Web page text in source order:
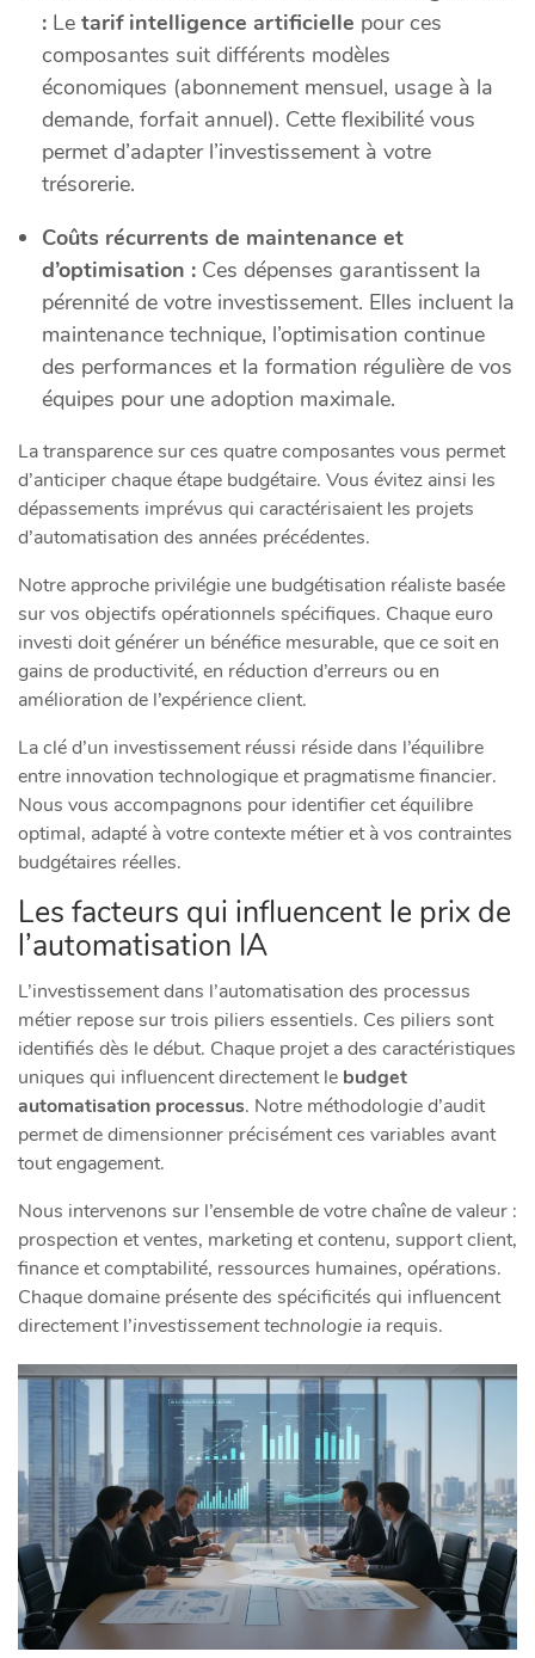
: Le tarif intelligence artificielle pour ces
composantes suit différents modèles
économiques (abonnement mensuel, usage à la
demande, forfait annuel). Cette flexibilité vous
permet d’adapter l’investissement à votre
trésorerie.
Coûts récurrents de maintenance et
d’optimisation : Ces dépenses garantissent la
pérennité de votre investissement. Elles incluent la
maintenance technique, l’optimisation continue
des performances et la formation régulière de vos
équipes pour une adoption maximale.
La transparence sur ces quatre composantes vous permet
d’anticiper chaque étape budgétaire. Vous évitez ainsi les
dépassements imprévus qui caractérisaient les projets
d’automatisation des années précédentes.
Notre approche privilégie une budgétisation réaliste basée
sur vos objectifs opérationnels spécifiques. Chaque euro
investi doit générer un bénéfice mesurable, que ce soit en
gains de productivité, en réduction d’erreurs ou en
amélioration de l’expérience client.
La clé d’un investissement réussi réside dans l’équilibre
entre innovation technologique et pragmatisme financier.
Nous vous accompagnons pour identifier cet équilibre
optimal, adapté à votre contexte métier et à vos contraintes
budgétaires réelles.
Les facteurs qui influencent le prix de
l’automatisation IA
L’investissement dans l’automatisation des processus
métier repose sur trois piliers essentiels. Ces piliers sont
identifiés dès le début. Chaque projet a des caractéristiques
uniques qui influencent directement le budget
automatisation processus. Notre méthodologie d’audit
permet de dimensionner précisément ces variables avant
tout engagement.
Nous intervenons sur l’ensemble de votre chaîne de valeur :
prospection et ventes, marketing et contenu, support client,
finance et comptabilité, ressources humaines, opérations.
Chaque domaine présente des spécificités qui influencent
directement l’investissement technologie ia requis.